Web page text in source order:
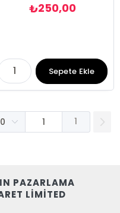
₺250,00
Sepete Ekle
1
PAZARLAMA
LİMİTED